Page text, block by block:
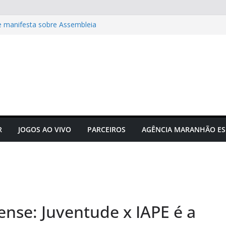
sobre Assembleia
do jogo Maranhão x
grandes corridas de rua e
para evitar lesões
JOGOS AO VIVO PARCEIROS AGÊNCIA MARANHÃO
Juventude x IAPE é a